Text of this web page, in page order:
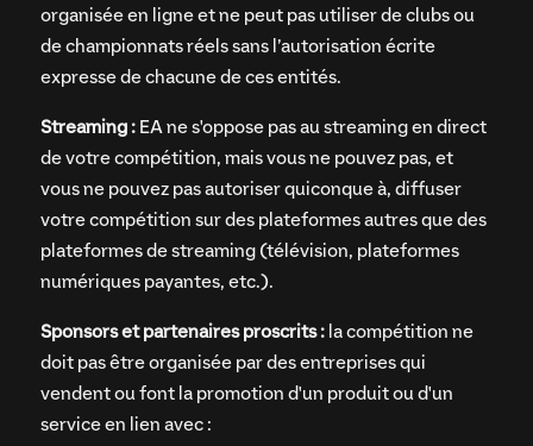
organisée en ligne et ne peut pas utiliser de clubs ou
de championnats réels sans l’autorisation écrite
expresse de chacune de ces entités.
Streaming : EA ne s'oppose pas au streaming en direct
de votre compétition, mais vous ne pouvez pas, et
vous ne pouvez pas autoriser quiconque à, diffuser
votre compétition sur des plateformes autres que des
plateformes de streaming (télévision, plateformes
numériques payantes, etc.).
Sponsors et partenaires proscrits : la compétition ne
doit pas être organisée par des entreprises qui
vendent ou font la promotion d'un produit ou d'un
service en lien avec :